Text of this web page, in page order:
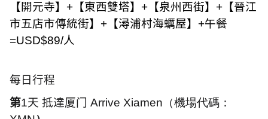
【開元寺】 + 【東西雙塔】 + 【泉州西街】 + 【晉江
市五店市傳統街】 + 【潯浦村海蠣屋】 +午餐
=USD$89/人
每日行程
第1天 抵達厦门 Arrive Xiamen（機場代碼：